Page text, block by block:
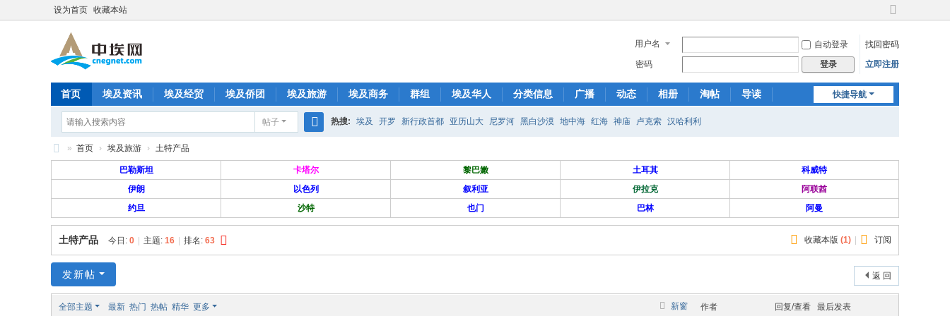
设为首页 收藏本站
切
到
宽
用户名 自动登录
找回密码
密码
登录 立即注册
快捷导航
首页 埃及资讯 埃及经贸 埃及侨团 埃及旅游 埃及商务 群组 埃及华人 分类信息 广播 动态 相册 淘帖
导读
帖子
索
热搜: 埃及 开罗 新行政首都 亚历山大 尼罗河 黑白沙漠 地中海 红海 神庙 卢克索 汉哈利利
华
人
» 首页 › 埃及旅游 › 土特产品
巴勒斯坦 卡塔尔 黎巴嫩 土耳其
科威特
伊朗
以色列 叙利亚 伊拉克
阿联酋
约旦
沙特 也门 巴林 阿曼
收藏本版 (1) 订阅
土特产品 今日: 0 主题: 16 排名: 63
返 回
发新帖
新窗
全部主题 最新 热门 热帖 精华 更多 作者 回复/查看 最后发表